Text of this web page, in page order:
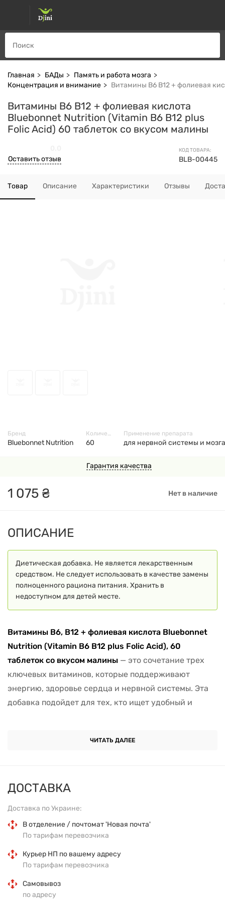
Главная БАДы
Память и работа мозга
Концентрация и внимание
Витамины B6 B12 + фолиевая
Витамины B6 B12 + фолиевая кислота
Bluebonnet Nutrition (Vitamin B6 B12 plus
Folic Acid) 60 таблеток со вкусом малины
КОД ТОВАРА:
BLB-00445
Оставить отзыв
Товар Описание Характеристики Отзывы
Гарантия качества
1 075 ₴ Нет в наличие
ДОСТАВКА
Доставка по Украине:
В отделение / почтомат 'Новая почта'
По тарифам перевозчика
Курьер НП по вашему адресу
По тарифам перевозчика
Самовывоз
по адресу
Бренд
Bluebonnet Nutrition
Количество
60
Применение препарата
для нервной системы и
ОПИСАНИЕ
Диетическая добавка. Не является лекарственным
средством. Не следует использовать в качестве замены
полноценного рациона питания. Хранить в
недоступном для детей месте.
Витамины B6, B12 + фолиевая кислота Bluebonnet
Nutrition (Vitamin B6 B12 plus Folic Acid), 60
таблеток со вкусом малины — это сочетание трех
ключевых витаминов, которые поддерживают
энергию, здоровье сердца и нервной системы. Эта
добавка подойдет для тех, кто ищет удобный и
Витамин B6, B12 и фолиевая кислота работают
Витамин B6играет важную роль в обмене
аминокислот и синтезе нейромедиаторов,
влияющих на настроение, память и концентрацию.
Он помогает регулировать уровень гомоцистеина —
вещества, которое в избытке может негативно
влиять на здоровье сосудов.
Фолиевая кислота (витамин B9)
ЧИТАТЬ ДАЛЕЕ